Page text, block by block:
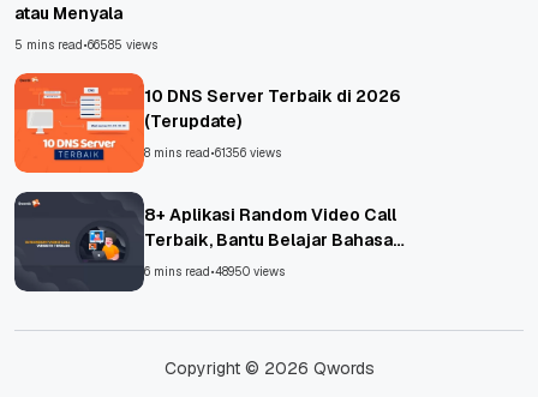
atau Menyala
5 mins read•66585 views
10 DNS Server Terbaik di 2026
(Terupdate)
8 mins read•61356 views
8+ Aplikasi Random Video Call
Terbaik, Bantu Belajar Bahasa
Asing!
6 mins read•48950 views
Copyright © 2026 Qwords